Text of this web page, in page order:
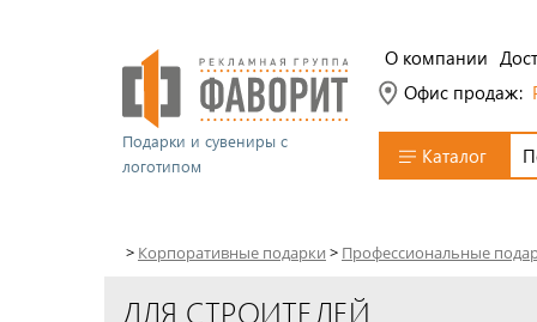
Подарки и сувениры с
логотипом
О компании
Офис продаж:
Каталог
> Корпоративные подарки > Профессиональные
ДЛЯ СТРОИТЕЛЕЙ